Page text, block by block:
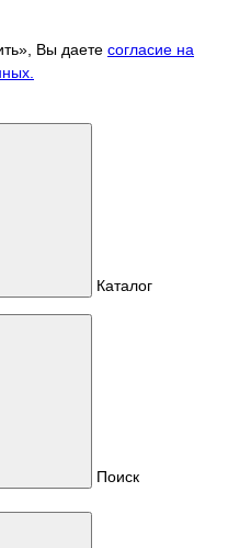
Вы даете согласие на
Каталог
Поиск